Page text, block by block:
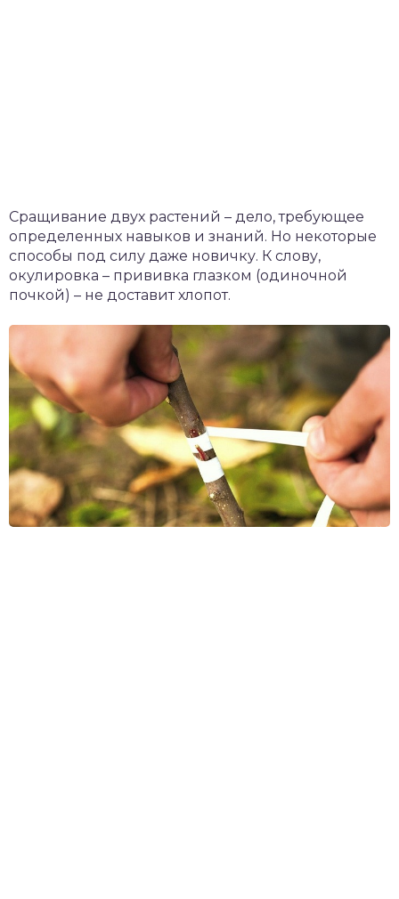
Сращивание двух растений – дело, требующее
определенных навыков и знаний. Но некоторые
способы под силу даже новичку. К слову,
окулировка – прививка глазком (одиночной
почкой) – не доставит хлопот.